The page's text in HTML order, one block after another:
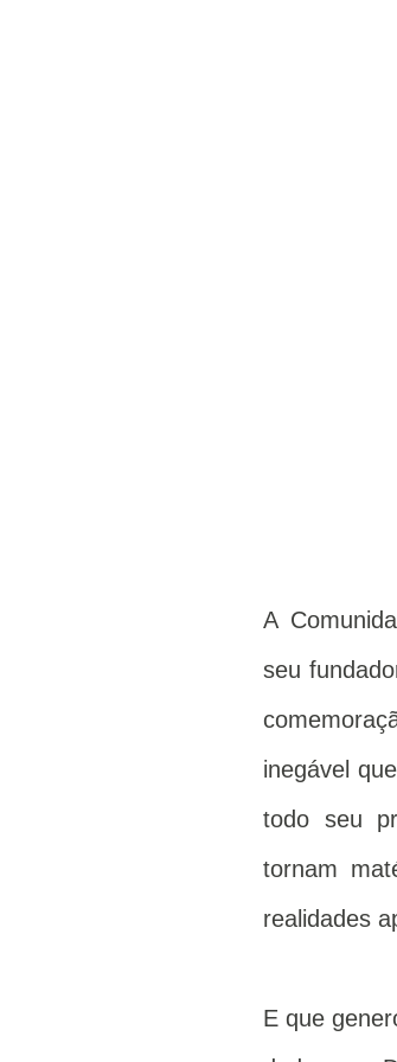
A
seu
inegável
todo seu
tornam
realidades
E que